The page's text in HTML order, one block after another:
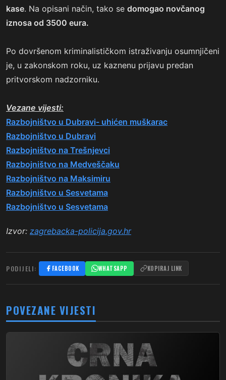
kase. Na opisani način, tako se domogao novčanog
iznosa od 3500 eura.
Po dovršenom kriminalističkom istraživanju osumnjičeni
je, u zakonskom roku, uz kaznenu prijavu predan
pritvorskom nadzorniku.
Vezane vijesti:
Razbojništvo u Dubravi- uhićen muškarac
Razbojništvo u Dubravi
Razbojništvo na Trešnjevci
Razbojništvo na Medveščaku
Razbojništvo na Maksimiru
Razbojništvo u Sesvetama
Razbojništvo u Sesvetama
Izvor: zagrebacka-policija.gov.hr
PODIJELI: FACEBOOK WHATSAPP KOPIRAJ LINK
POVEZANE VIJESTI